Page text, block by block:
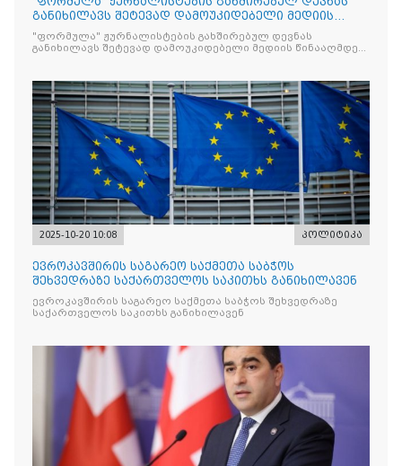
განიხილავს შეტევად დამოუკიდებელი მედიის
წინააღმდ
"ფორმულა" ჟურნალისტების გახშირებულ დევნას
განიხილავს შეტევად დამოუკიდებელი მედიის წინააღმდეგ,
2025-10-20 10:08 პოლიტიკა
ევროკავშირის საგარეო საქმეთა საბჭოს
შეხვედრაზე საქართველოს საკითხს განიხილავენ
ევროკავშირის საგარეო საქმეთა საბჭოს შეხვედრაზე
საქართველოს საკითხს განიხილავენ